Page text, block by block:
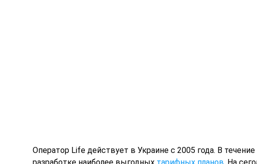
Оператор Lifeдействует в Украине с 2005 года. В